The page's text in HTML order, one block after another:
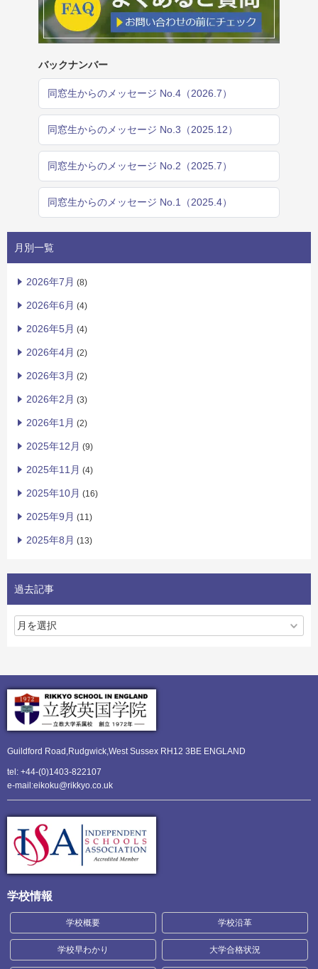
バックナンバー
同窓生からのメッセージ No.4（2026.7）
同窓生からのメッセージ No.3（2025.12）
同窓生からのメッセージ No.2（2025.7）
同窓生からのメッセージ No.1（2025.4）
月別一覧
2026年7月 (8)
2026年6月 (4)
2026年5月 (4)
2026年4月 (2)
2026年3月 (2)
2026年2月 (3)
2026年1月 (2)
2025年12月 (9)
2025年11月 (4)
2025年10月 (16)
2025年9月 (11)
2025年8月 (13)
過去記事
Guildford Road,Rudgwick,West Sussex RH12 3BE ENGLAND
tel: +44-(0)1403-822107
e-mail:eikoku@rikkyo.co.uk
学校情報
学校概要 学校沿革
学校早わかり 大学合格状況